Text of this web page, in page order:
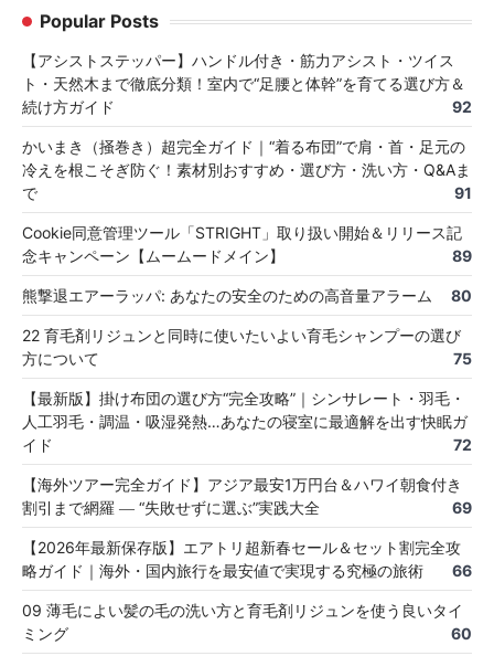
Popular Posts
【アシストステッパー】ハンドル付き・筋力アシスト・ツイス
ト・天然木まで徹底分類！室内で“足腰と体幹”を育てる選び方＆
続け方ガイド
92
かいまき（掻巻き）超完全ガイド｜“着る布団”で肩・首・足元の
冷えを根こそぎ防ぐ！素材別おすすめ・選び方・洗い方・Q&Aま
で
91
Cookie同意管理ツール「STRIGHT」取り扱い開始＆リリース記
念キャンペーン【ムームードメイン】
89
熊撃退エアーラッパ: あなたの安全のための高音量アラーム 80
22 育毛剤リジュンと同時に使いたいよい育毛シャンプーの選び
方について
75
【最新版】掛け布団の選び方“完全攻略”｜シンサレート・羽毛・
人工羽毛・調温・吸湿発熱…あなたの寝室に最適解を出す快眠ガ
イド
72
【海外ツアー完全ガイド】アジア最安1万円台＆ハワイ朝食付き
割引まで網羅 ― “失敗せずに選ぶ”実践大全
69
【2026年最新保存版】エアトリ超新春セール＆セット割完全攻
略ガイド｜海外・国内旅行を最安値で実現する究極の旅術
66
09 薄毛によい髪の毛の洗い方と育毛剤リジュンを使う良いタイ
ミング
60